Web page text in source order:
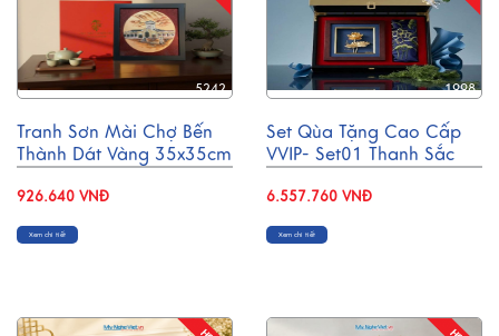
5242
Tranh Sơn Mài Chợ Bến
Thành Dát Vàng 35x35cm
926.640 VNĐ
Xem chi tiết
1998
Set Qùa Tặng Cao Cấp
VVIP- Set01 Thanh Sắc
6.557.760 VNĐ
Xem chi tiết